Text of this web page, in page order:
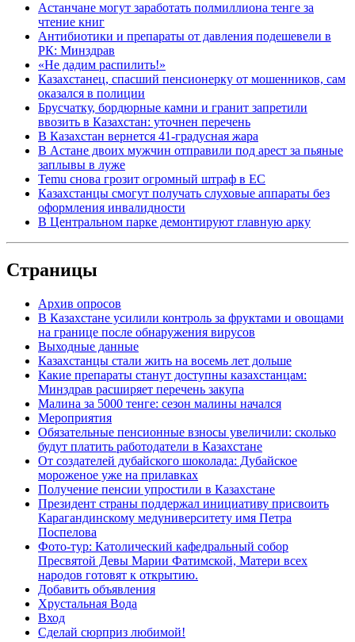
Астанчане могут заработать полмиллиона тенге за
чтение книг
Антибиотики и препараты от давления подешевели в
РК: Минздрав
«Не дадим распилить!»
Казахстанец, спасший пенсионерку от мошенников, сам
оказался в полиции
Брусчатку, бордюрные камни и гранит запретили
ввозить в Казахстан: уточнен перечень
В Казахстан вернется 41-градусная жара
В Астане двоих мужчин отправили под арест за пьяные
заплывы в луже
Temu снова грозит огромный штраф в ЕС
Казахстанцы смогут получать слуховые аппараты без
оформления инвалидности
В Центральном парке демонтируют главную арку
Страницы
Архив опросов
В Казахстане усилили контроль за фруктами и овощами
на границе после обнаружения вирусов
Выходные данные
Казахстанцы стали жить на восемь лет дольше
Какие препараты станут доступны казахстанцам:
Минздрав расширяет перечень закупа
Малина за 5000 тенге: сезон малины начался
Мероприятия
Обязательные пенсионные взносы увеличили: сколько
будут платить работодатели в Казахстане
От создателей дубайского шоколада: Дубайское
мороженое уже на прилавках
Получение пенсии упростили в Казахстане
Президент страны поддержал инициативу присвоить
Карагандинскому медуниверситету имя Петра
Поспелова
Фото-тур: Католический кафедральный собор
Пресвятой Девы Марии Фатимской, Матери всех
народов готовят к открытию.
Добавить объявления
Хрустальная Вода
Вход
Сделай сюрприз любимой!